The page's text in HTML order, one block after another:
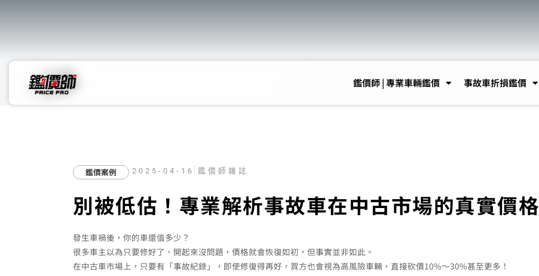
鑑價師 | 專業車輛鑑價 事故車折損鑑價
鑑價案例 2025-04-16 鑑價師雜誌
別被低估！專業解析事故車在中古市場的真實價格
發生車禍後，你的車還值多少？
很多車主以為只要修好了、開起來沒問題，價格就會恢復如初，但事實並非如此。
在中古車市場上，只要有「事故紀錄」，即使修復得再好，買方也會視為高風險車輛，直接砍價10%～30%甚至更多！